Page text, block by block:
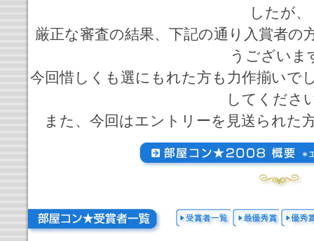
したが、
厳正な審査の結果、下記の通り入賞者
うございま
今回惜しくも選にもれた方も力作揃いで
してくださ
また、今回はエントリーを見送られた